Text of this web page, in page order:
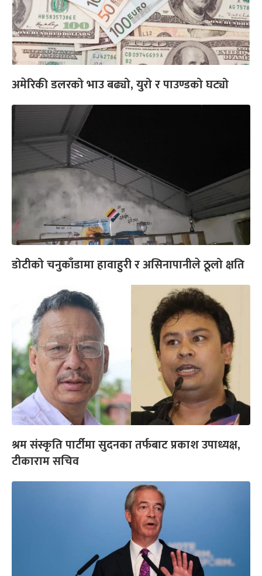
अमेरिकी डलरको भाउ बढ्यो, युरो र पाउण्डको घट्यो
डोटीको चनुकाँडामा हावाहुरी र असिनापानीले ठूलो क्षति
श्रम संस्कृति पार्टीमा सुदनका तर्फबाट प्रकाश उपाध्यक्ष,
टीकाराम सचिव